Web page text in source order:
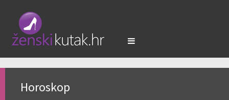
Horoskop